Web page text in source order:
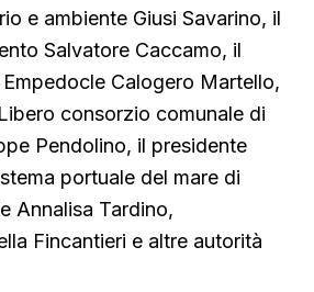
e ambiente Giusi Savarino, il
Salvatore Caccamo, il
Calogero Martello,
consorzio comunale di
Pendolino, il presidente
portuale del mare di
Annalisa Tardino,
Fincantieri e altre autorità